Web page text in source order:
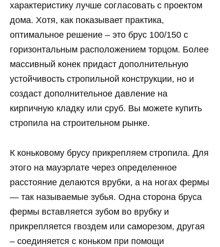
характеристику лучше согласовать с проектом
дома. Хотя, как показывает практика,
оптимальное решение – это брус 100/150 с
горизонтальным расположением торцом. Более
массивный конек придаст дополнительную
устойчивость стропильной конструкции, но и
создаст дополнительное давление на
кирпичную кладку или сруб. Вы можете купить
стропила на строительном рынке.
К коньковому брусу прикрепляем стропила. Для
этого на мауэрлате через определенное
расстояние делаются врубки, а на ногах фермы
— так называемые зубья. Одна сторона бруса
фермы вставляется зубом во врубку и
прикрепляется гвоздем или саморезом, другая
– соединяется с коньком при помощи